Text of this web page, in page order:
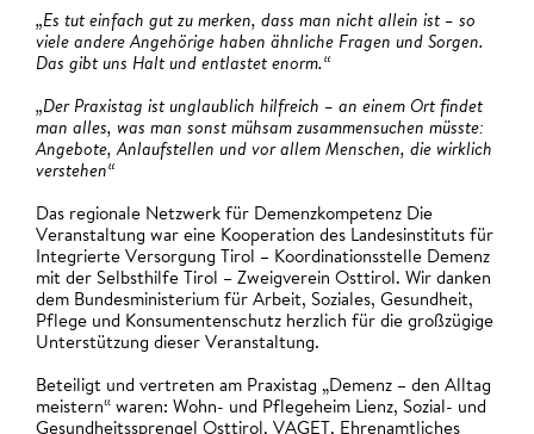
„Es tut einfach gut zu merken, dass man nicht allein ist – so
viele andere Angehörige haben ähnliche Fragen und Sorgen.
Das gibt uns Halt und entlastet enorm.“
„Der Praxistag ist unglaublich hilfreich – an einem Ort findet
man alles, was man sonst mühsam zusammensuchen müsste:
Angebote, Anlaufstellen und vor allem Menschen, die wirklich
verstehen“
Das regionale Netzwerk für Demenzkompetenz Die
Veranstaltung war eine Kooperation des Landesinstituts für
Integrierte Versorgung Tirol – Koordinationsstelle Demenz
mit der Selbsthilfe Tirol – Zweigverein Osttirol. Wir danken
dem Bundesministerium für Arbeit, Soziales, Gesundheit,
Pflege und Konsumentenschutz herzlich für die großzügige
Unterstützung dieser Veranstaltung.
Beteiligt und vertreten am Praxistag „Demenz – den Alltag
meistern“ waren: Wohn- und Pflegeheim Lienz, Sozial- und
Gesundheitssprengel Osttirol, VAGET, Ehrenamtliches